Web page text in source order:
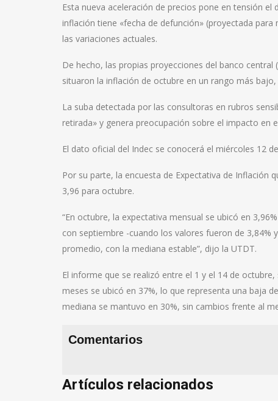
Esta nueva aceleración de precios pone en tensión
inflación tiene «fecha de defunción» (proyectada
las variaciones actuales.
De hecho, las propias proyecciones del banco
situaron la inflación de octubre en un rango más bajo,
La suba detectada por las consultoras en rubros
retirada» y genera preocupación sobre el impacto en
El dato oficial del Indec se conocerá el miércoles 12
Por su parte, la encuesta de Expectativa de Inflación
3,96 para octubre.
“En octubre, la expectativa mensual se ubicó en
con septiembre -cuando los valores fueron de 3,84%
promedio, con la mediana estable”, dijo la UTDT.
El informe que se realizó entre el 1 y el 14 de
meses se ubicó en 37%, lo que representa una baja
mediana se mantuvo en 30%, sin cambios frente al
Comentarios
Artículos relacionados